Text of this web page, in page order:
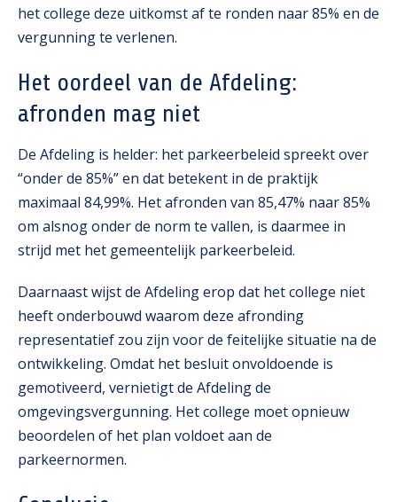
het college deze uitkomst af te ronden naar 85% en de
vergunning te verlenen.
Het oordeel van de Afdeling:
afronden mag niet
De Afdeling is helder: het parkeerbeleid spreekt over
“onder de 85%” en dat betekent in de praktijk
maximaal 84,99%. Het afronden van 85,47% naar 85%
om alsnog onder de norm te vallen, is daarmee in
strijd met het gemeentelijk parkeerbeleid.
Daarnaast wijst de Afdeling erop dat het college niet
heeft onderbouwd waarom deze afronding
representatief zou zijn voor de feitelijke situatie na de
ontwikkeling. Omdat het besluit onvoldoende is
gemotiveerd, vernietigt de Afdeling de
omgevingsvergunning. Het college moet opnieuw
beoordelen of het plan voldoet aan de
parkeernormen.